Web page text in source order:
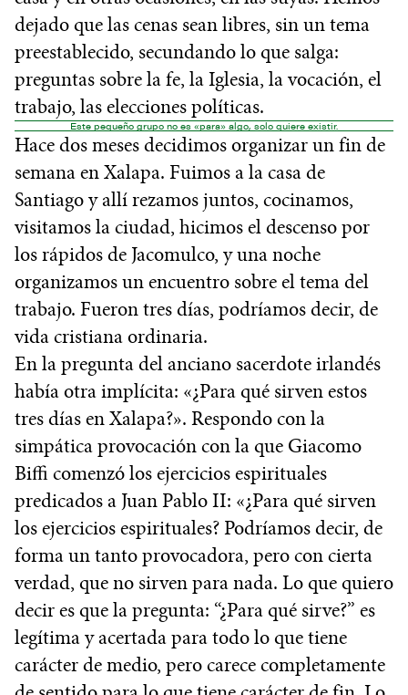
dejado que las cenas sean libres, sin un tema
preestablecido, secundando lo que salga:
preguntas sobre la fe, la Iglesia, la vocación, el
trabajo, las elecciones políticas.
Este pequeño grupo no es «para» algo, solo quiere existir.
Hace dos meses decidimos organizar un fin de
semana en Xalapa. Fuimos a la casa de
Santiago y allí rezamos juntos, cocinamos,
visitamos la ciudad, hicimos el descenso por
los rápidos de Jacomulco, y una noche
organizamos un encuentro sobre el tema del
trabajo. Fueron tres días, podríamos decir, de
vida cristiana ordinaria.
En la pregunta del anciano sacerdote irlandés
había otra implícita: «¿Para qué sirven estos
tres días en Xalapa?». Respondo con la
simpática provocación con la que Giacomo
Biffi comenzó los ejercicios espirituales
predicados a Juan Pablo II: «¿Para qué sirven
los ejercicios espirituales? Podríamos decir, de
forma un tanto provocadora, pero con cierta
verdad, que no sirven para nada. Lo que quiero
decir es que la pregunta: “¿Para qué sirve?” es
legítima y acertada para todo lo que tiene
carácter de medio, pero carece completamente